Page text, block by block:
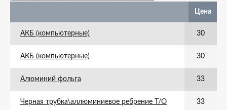
Цена
АКБ (компьютерные) 30
АКБ (компьютерные) 30
Алюминий фольга 33
Черная трубка\аллюминиевое ребрение Т/О 33